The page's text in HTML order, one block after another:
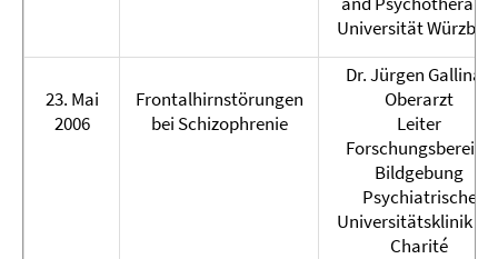
Universität
23. Mai
2006
Frontalhirnstörungen
bei Schizophrenie
Dr. Jürgen Gallinat,
Oberarzt
Leiter
Forschungsbereich
Bildgebung
Psychiatrische
Universitätsklinik
Charité